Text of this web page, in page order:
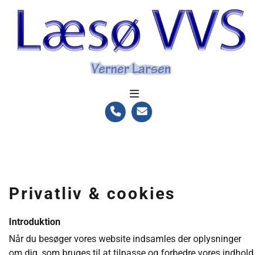
Privatliv & cookies
Introduktion
Når du besøger vores website indsamles der oplysninger
om dig, som bruges til at tilpasse og forbedre vores indhold